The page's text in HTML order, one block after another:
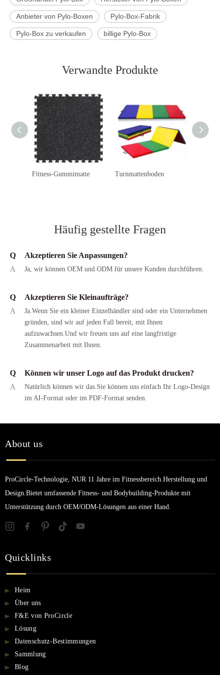
Anbieter von Pylo-Boxen Pylo-Box-Fabrik
Pylo-Box zu verkaufen billige Pylo-Box
Verwandte Produkte
Fitness-Gummimatte Turnmattenboden
Häufig gestellte Fragen
Q
Akzeptieren Sie Anpassungen?
A
Ja, wir können OEM und ODM für unsere Kunden durchführen.
Q
Akzeptieren Sie Kleinaufträge?
A
Ja.Wenn Sie ein kleiner Einzelhändler sind oder ein Unternehmen
gründen, sind wir auf jeden Fall bereit, mit Ihnen
aufzuwachsen.Und wir freuen uns auf eine langfristige
Zusammenarbeit mit Ihnen.
Q
Können wir unser Logo auf das Produkt drucken?
A
Natürlich können wir das.Sie können uns einfach Ihr Logo-Design
im AI-Format oder im PDF-Format senden.
About us
ProCircle-Technologie, NUR 11 Jahre im Fitnessbereich.Herstellung und
Design.Bietet umfassende Fitness- und Bodybuilding-Produkte mit
Unterstützung durch OEM/ODM-Lösungen aus einer Hand.
Quicklinks
Heim
Über uns
F&E von ProCircle
Lösung
Datenschutz-Bestimmungen
Sammlung
Blog